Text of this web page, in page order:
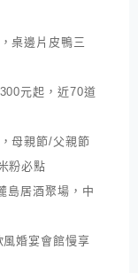
桌邊片皮鴨三
元起，近70道
母親節/父親節
粉必點
島居酒聚場，中
婚宴會館慢享